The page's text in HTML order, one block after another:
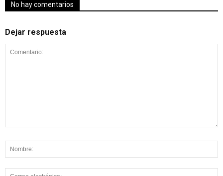
No hay comentarios
Dejar respuesta